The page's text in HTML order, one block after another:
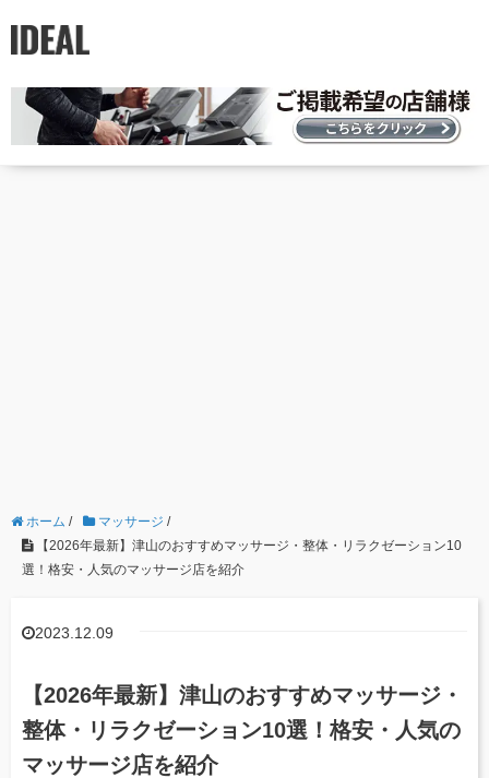
ホーム / マッサージ /
【2026年最新】津山のおすすめマッサージ・整体・リラクゼーション10
選！格安・人気のマッサージ店を紹介
2023.12.09
【2026年最新】津山のおすすめマッサージ・
整体・リラクゼーション10選！格安・人気の
マッサージ店を紹介